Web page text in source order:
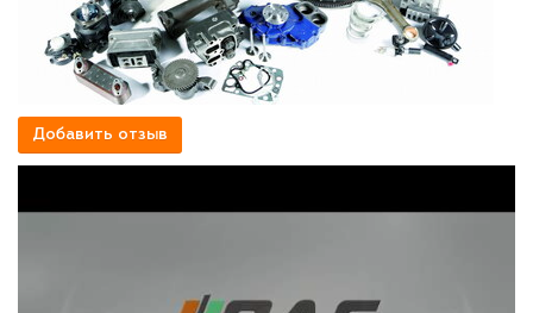
Добавить отзыв